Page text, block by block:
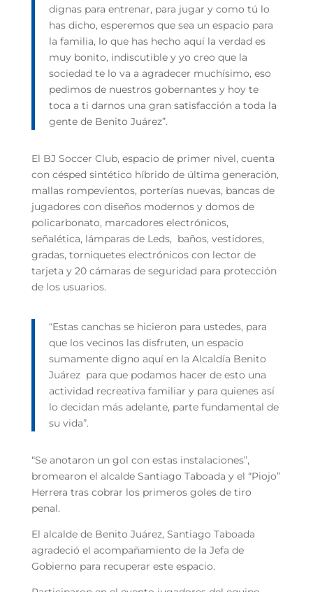
dignas para entrenar, para jugar y como tú lo
has dicho, esperemos que sea un espacio para
la familia, lo que has hecho aquí la verdad es
muy bonito, indiscutible y yo creo que la
sociedad te lo va a agradecer muchísimo, eso
pedimos de nuestros gobernantes y hoy te
toca a ti darnos una gran satisfacción a toda la
gente de Benito Juárez”.
El BJ Soccer Club, espacio de primer nivel, cuenta
con césped sintético híbrido de última generación,
mallas rompevientos, porterías nuevas, bancas de
jugadores con diseños modernos y domos de
policarbonato, marcadores electrónicos,
señalética, lámparas de Leds, baños, vestidores,
gradas, torniquetes electrónicos con lector de
tarjeta y 20 cámaras de seguridad para protección
de los usuarios.
“Estas canchas se hicieron para ustedes, para
que los vecinos las disfruten, un espacio
sumamente digno aquí en la Alcaldía Benito
Juárez para que podamos hacer de esto una
actividad recreativa familiar y para quienes así
lo decidan más adelante, parte fundamental de
su vida”.
“Se anotaron un gol con estas instalaciones”,
bromearon el alcalde Santiago Taboada y el “Piojo”
Herrera tras cobrar los primeros goles de tiro
penal.
El alcalde de Benito Juárez, Santiago Taboada
agradeció el acompañamiento de la Jefa de
Gobierno para recuperar este espacio.